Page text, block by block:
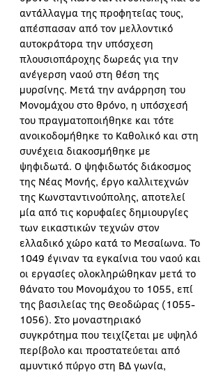
αντάλλαγμα της προφητείας τους,
απέσπασαν από τον μελλοντικό
αυτοκράτορα την υπόσχεση
πλουσιοπάροχης δωρεάς για την
ανέγερση ναού στη θέση της
μυρσίνης. Μετά την ανάρρηση του
Μονομάχου στο θρόνο, η υπόσχεσή
του πραγματοποιήθηκε και τότε
ανοικοδομήθηκε το Καθολικό και στη
συνέχεια διακοσμήθηκε με
ψηφιδωτά. Ο ψηφιδωτός διάκοσμος
της Νέας Μονής, έργο καλλιτεχνών
της Κωνσταντινούπολης, αποτελεί
μία από τις κορυφαίες δημιουργίες
των εικαστικών τεχνών στον
ελλαδικό χώρο κατά το Μεσαίωνα. Το
1049 έγιναν τα εγκαίνια του ναού και
οι εργασίες ολοκληρώθηκαν μετά το
θάνατο του Μονομάχου το 1055, επί
της βασιλείας της Θεοδώρας (1055-
1056). Στο μοναστηριακό
συγκρότημα που τειχίζεται με υψηλό
περίβολο και προστατεύεται από
αμυντικό πύργο στη ΒΔ γωνία,